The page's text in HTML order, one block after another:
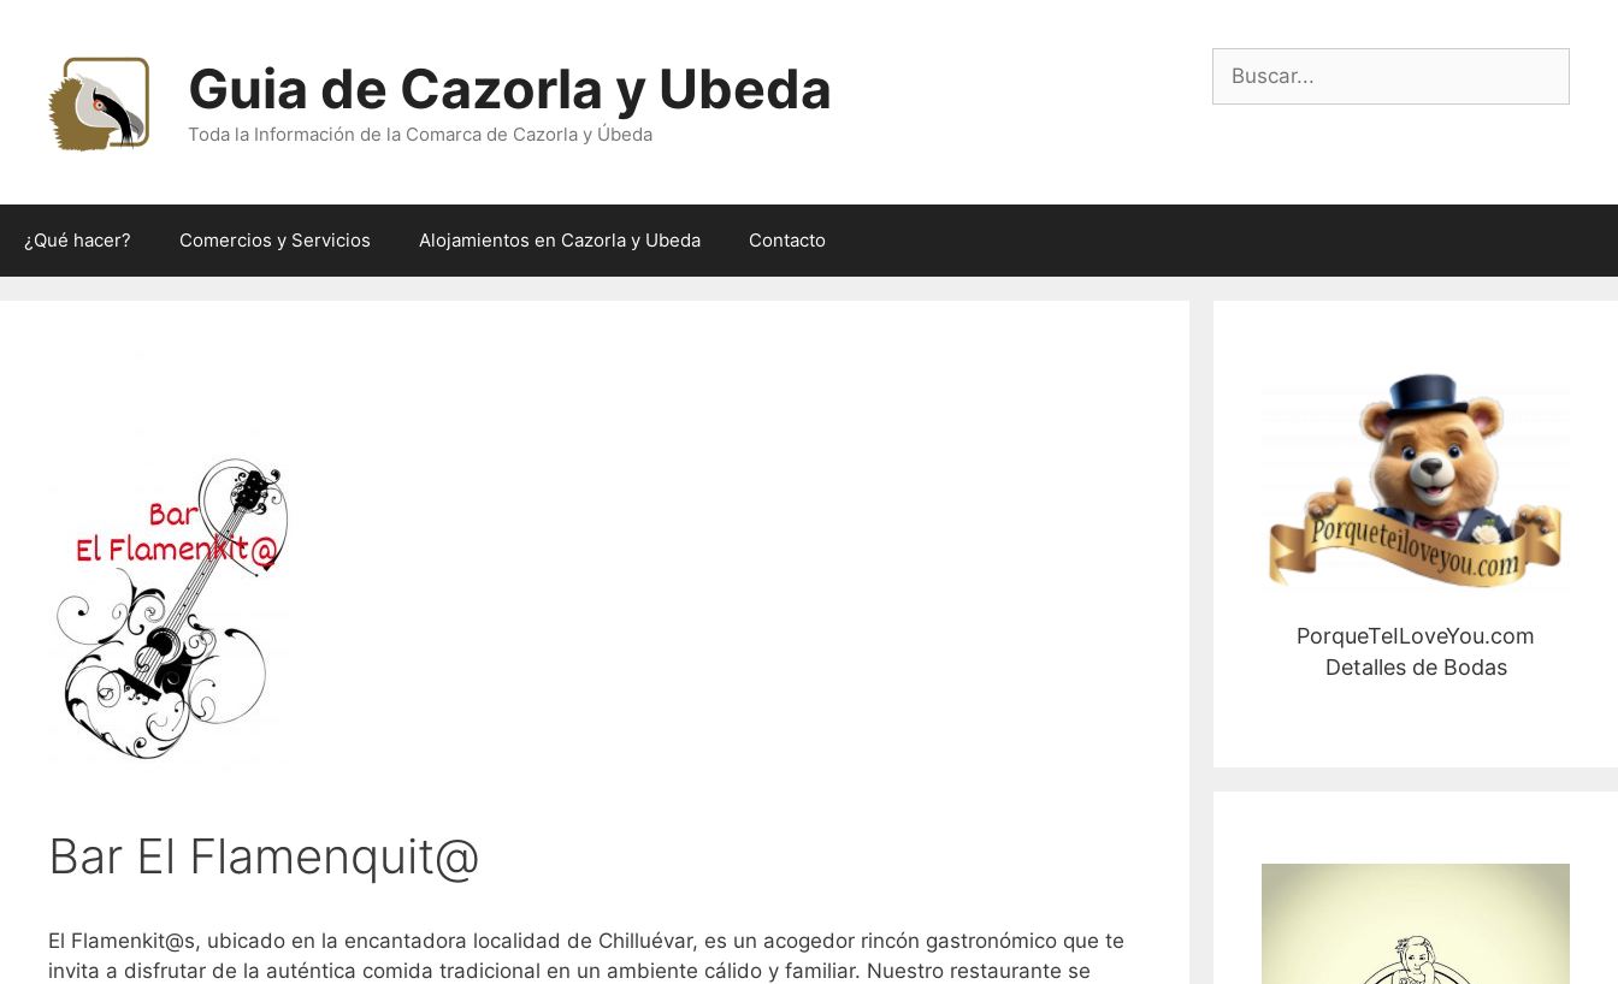
contenido
Buscar:
Guia de Cazorla y Ubeda
Toda la Información de la Comarca de Cazorla y Úbeda
¿Qué hacer? Comercios y Servicios Alojamientos en Cazorla y Ubeda Contacto
Bar El Flamenquit@
El Flamenkit@s, ubicado en la encantadora localidad de Chilluévar, es un acogedor rincón gastronómico que te
invita a disfrutar de la auténtica comida tradicional en un ambiente cálido y familiar. Nuestro restaurante se
PorqueTeILoveYou.com
Detalles de Bodas